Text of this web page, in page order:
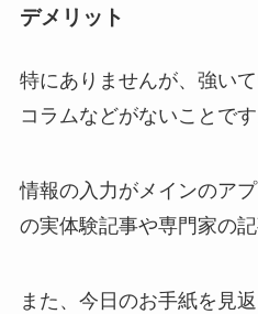
デメリット
特にありませんが、強い
コラムなどがないことです
情報の入力がメインのア
の実体験記事や専門家の
また、今日のお手紙を見